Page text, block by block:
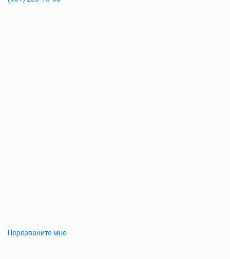
Перезвоните мне